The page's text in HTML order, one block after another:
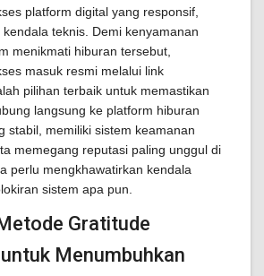
platform digital yang responsif,
teknis. Demi kenyamanan
menikmati hiburan tersebut,
masuk resmi melalui link
pilihan terbaik untuk memastikan
langsung ke platform hiburan
stabil, memiliki sistem keamanan
memegang reputasi paling unggul di
perlu mengkhawatirkan kendala
sistem apa pun.
Gratitude
Menumbuhkan